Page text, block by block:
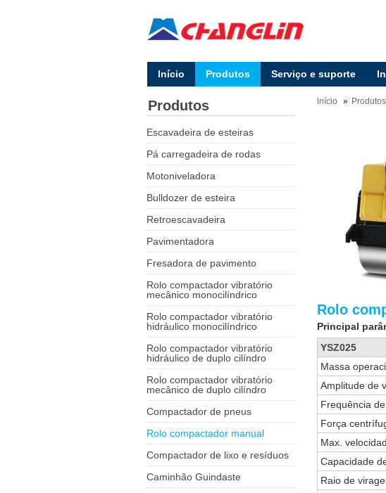
lnício Produtos Serviço e suporte
lnício Produtos
Rolo
Principal
YSZ025
Massa
Amplitude de
Frequência
Força
Max.
Capacidade
Raio de
Produtos
Escavadeira de esteiras
Pá carregadeira de rodas
Motoniveladora
Bulldozer de esteira
Retroescavadeira
Pavimentadora
Fresadora de pavimento
Rolo compactador vibratório
mecânico monocilíndrico
Rolo compactador vibratório
hidráulico monocilíndrico
Rolo compactador vibratório
hidráulico de duplo cilíndro
Rolo compactador vibratório
mecânico de duplo cilíndro
Compactador de pneus
Rolo compactador manual
Compactador de lixo e resíduos
Caminhão Guindaste